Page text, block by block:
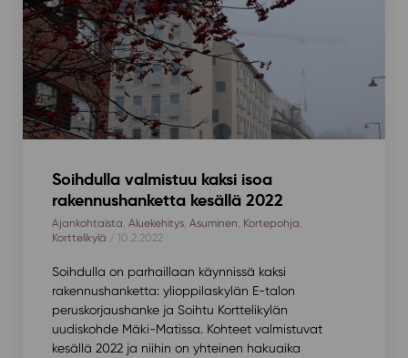
Soihdulla valmistuu kaksi isoa
rakennushanketta kesällä 2022
Ajankohtaista, Aluekehitys, Asuminen, Kortepohja,
Korttelikylä / 10.2.2022
Soihdulla on parhaillaan käynnissä kaksi
rakennushanketta: ylioppilaskylän E-talon
peruskorjaushanke ja Soihtu Korttelikylän
uudiskohde Mäki-Matissa. Kohteet valmistuvat
kesällä 2022 ja niihin on yhteinen hakuaika